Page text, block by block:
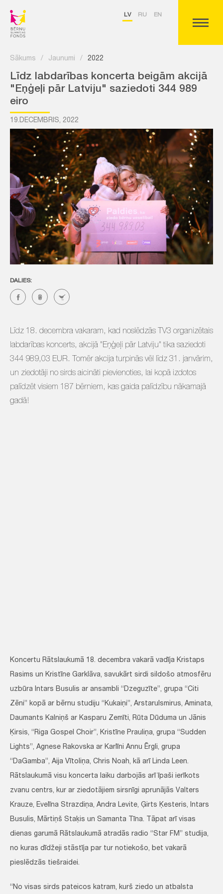
LV RU EN
Sākums / Jaunumi / 2022
Līdz labdarības koncerta beigām akcijā
"Eņģeļi pār Latviju" saziedoti 344 989
eiro
19.DECEMBRIS, 2022
DALIES:
Līdz 18. decembra vakaram, kad noslēdzās TV3 organizētais
labdarības koncerts, akcijā "Eņģeļi pār Latviju" tika saziedoti
344 989,03 EUR. Tomēr akcija turpinās vēl līdz 31. janvārim,
un ziedotāji no sirds aicināti pievienoties, lai kopā izdotos
palīdzēt visiem 187 bērniem, kas gaida palīdzību nākamajā
gadā!
Koncertu Rātslaukumā 18. decembra vakarā vadīja Kristaps
Rasims un Kristīne Garklāva, savukārt sirdi sildošo atmosfēru
uzbūra Intars Busulis ar ansambli “Dzeguzīte”, grupa “Citi
Zēni” kopā ar bērnu studiju “Kukaiņi”, Arstarulsmirus, Aminata,
Daumants Kalniņš ar Kasparu Zemīti, Rūta Dūduma un Jānis
Ķirsis, “Riga Gospel Choir”, Kristīne Prauliņa, grupa “Sudden
Lights”, Agnese Rakovska ar Karlīni Annu Ērgli, grupa
“DaGamba”, Aija Vītoliņa, Chris Noah, kā arī Linda Leen.
Rātslaukumā visu koncerta laiku darbojās arī īpaši ierīkots
zvanu centrs, kur ar ziedotājiem sirsnīgi aprunājās Valters
Krauze, Evelīna Strazdiņa, Andra Levite, Ģirts Ķesteris, Intars
Busulis, Mārtiņš Staķis un Samanta Tīna. Tāpat arī visas
dienas garumā Rātslaukumā atradās radio “Star FM” studija,
no kuras dīdžeji stāstīja par tur notiekošo, bet vakarā
pieslēdzās tiešraidei.
“No visas sirds pateicos katram, kurš ziedo un atbalsta